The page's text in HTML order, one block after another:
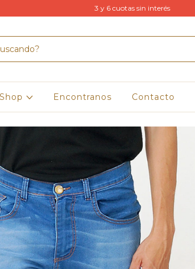
3 y 6 cuotas sin interés
Encontranos Contacto